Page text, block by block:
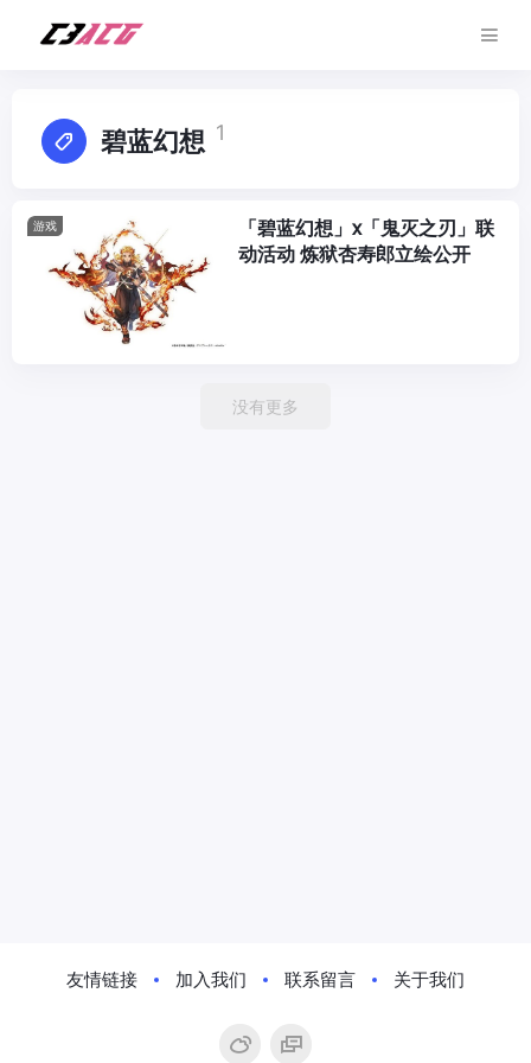
碧蓝幻想 1
游戏
「碧蓝幻想」x「鬼灭之刃」联
动活动 炼狱杏寿郎立绘公开
没有更多
友情链接 加入我们 联系留言 关于我们